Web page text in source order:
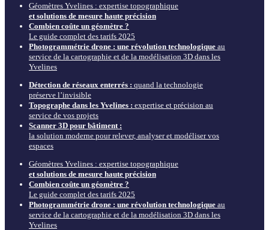
Géomètres Yvelines : expertise topographique
et solutions de mesure haute précision
Combien coûte un géomètre ?
Le guide complet des tarifs 2025
Photogrammétrie drone : une révolution technologique au
service de la cartographie et de la modélisation 3D dans les
Yvelines
Détection de réseaux enterrés : quand la technologie
préserve l’invisible
Topographe dans les Yvelines : expertise et précision au
service de vos projets
Scanner 3D pour bâtiment :
la solution moderne pour relever, analyser et modéliser vos
espaces
Géomètres Yvelines : expertise topographique
et solutions de mesure haute précision
Combien coûte un géomètre ?
Le guide complet des tarifs 2025
Photogrammétrie drone : une révolution technologique au
service de la cartographie et de la modélisation 3D dans les
Yvelines